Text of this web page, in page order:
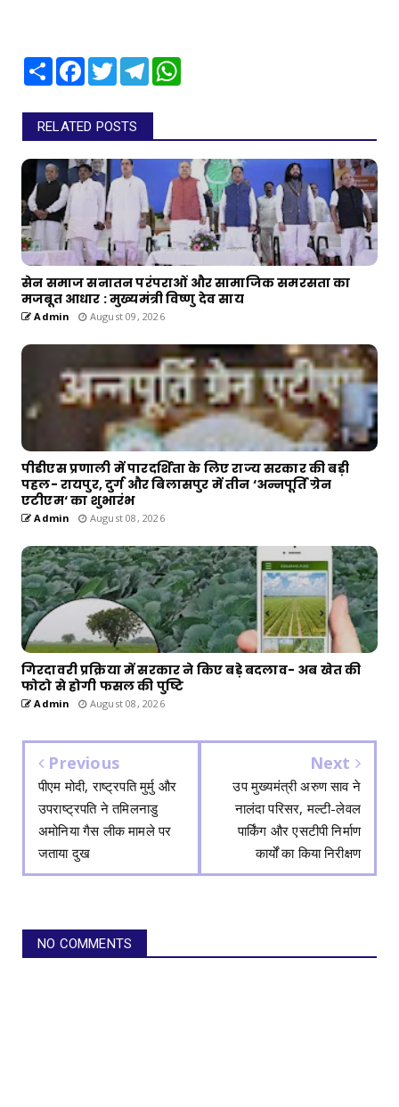
Share Facebook
TwitterTelegram
RELATED POSTS
सेन समाज सनातन परंपराओं और सामाजिक समरसता का
मजबूत आधार : मुख्यमंत्री विष्णु देव साय
Admin August 09, 2026
पीडीएस प्रणाली में पारदर्शिता के लिए राज्य सरकार की बड़ी
पहल- रायपुर, दुर्ग और बिलासपुर में तीन ‘अन्नपूर्ति ग्रेन
एटीएम‘ का शुभारंभ
Admin August 08, 2026
गिरदावरी प्रक्रिया में सरकार ने किए बड़े बदलाव- अब खेत की
फोटो से होगी फसल की पुष्टि
Admin August 08, 2026
Previous
पीएम मोदी, राष्ट्रपति मुर्मु और
उपराष्ट्रपति ने तमिलनाडु
अमोनिया गैस लीक मामले पर
जताया दुख
Next
उप मुख्यमंत्री अरुण साव ने
नालंदा परिसर, मल्टी-लेवल
पार्किंग और एसटीपी निर्माण
कार्यों का किया निरीक्षण
NO COMMENTS